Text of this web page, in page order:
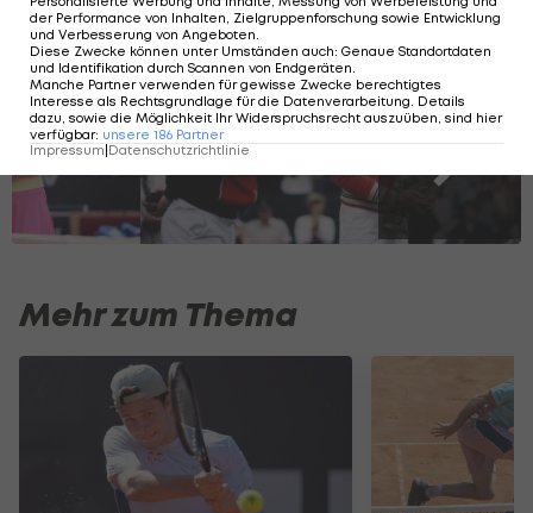
SLIDESHOW
STARTEN
Mehr zum Thema
der Performance von Inhalten, Zielgruppenforschung sowie Entwicklung
und Verbesserung von Angeboten
Diese Zwecke können unter Umständen auch: Genaue Standortdaten
und Identifikation durch Scannen von Endgeräten
Manche Partner verwenden für gewisse Zwecke berechtigtes
Interesse als Rechtsgrundlage für die Datenverarbeitung. Details
dazu, sowie die Möglichkeit Ihr Widerspruchsrecht auszuüben, sind hier
verfügbar: unsere 186 Partner
Impressum|Datenschutzrichtlinie